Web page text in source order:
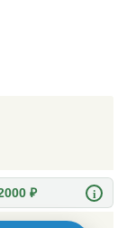
₽ i